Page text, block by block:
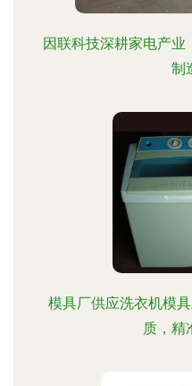
因联科技深耕家电产业
制
模具厂供应洗衣机模
质，精